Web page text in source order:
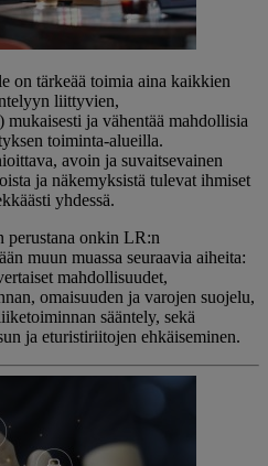
on tärkeää toimia aina kaikkien
liittyvien,
mukaisesti ja vähentää mahdollisia
toiminta-alueilla.
avoin ja suvaitsevainen
ja näkemyksistä tulevat ihmiset
yhdessä.
perustana onkin LR:n
muun muassa seuraavia aiheita:
mahdollisuudet,
omaisuuden ja varojen suojelu,
sääntely, sekä
ja eturistiriitojen ehkäiseminen.